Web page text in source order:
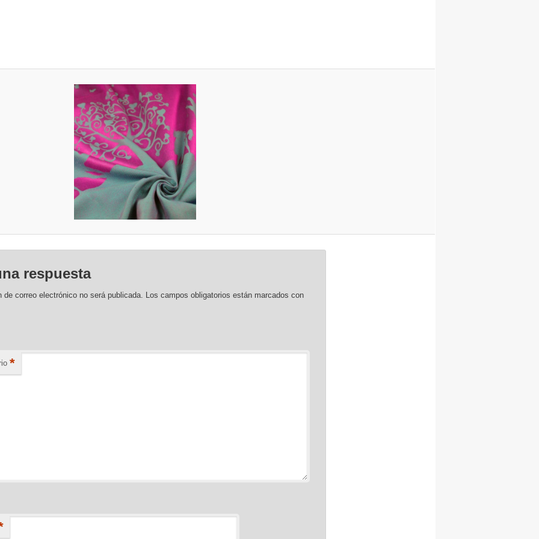
respuesta
de correo electrónico no será publicada. Los campos obligatorios están marcados con
*